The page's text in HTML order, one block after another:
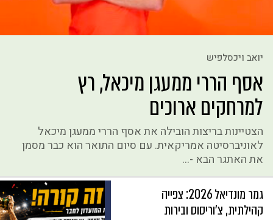
יואב ויכסלפיש
אסף הררי ממעגן מיכאל, רץ
למרחקים ארוכים
הצטיינות בריצות הובילה את אסף הררי ממעגן מיכאל
לאוניברסיטה אמריקאית. עם סיום התואר הוא כבר מסמן
את האתגר הבא -...
גמר מונדיאל 2026: צפייה
קהילתית, צ'וריסוס ובירות